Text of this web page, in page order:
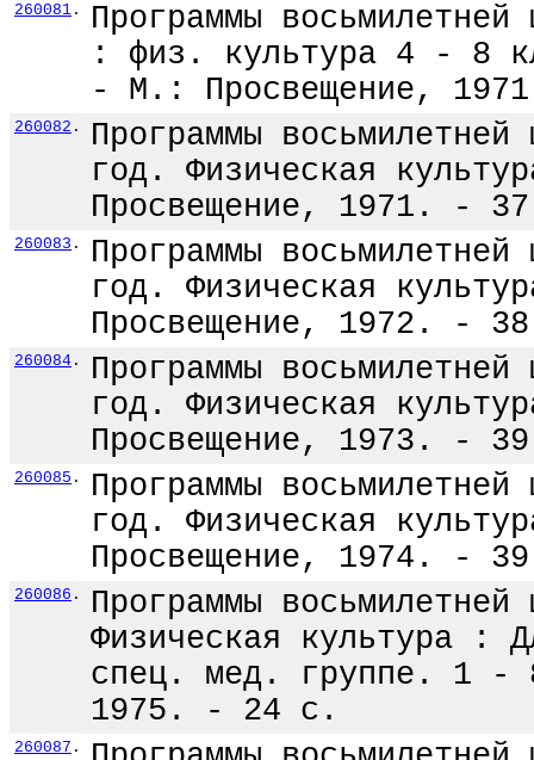
260081 .
Программы
: физ. культура 4 - 8
- М.: Просвещение,
260082 .
Программы
год. Физическая
Просвещение, 1971. -
260083 .
Программы
год. Физическая
Просвещение, 1972. -
260084 .
Программы
год. Физическая
Просвещение, 1973. -
260085 .
Программы
год. Физическая
Просвещение, 1974. -
260086 .
Программы
Физическая культура :
спец. мед. группе. 1 -
1975. - 24 с.
260087 .